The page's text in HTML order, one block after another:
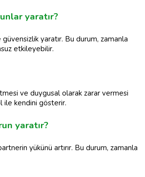
yaratır?
güvensizlik yaratır. Bu durum, zamanla
etkileyebilir.
ve duygusal olarak zarar vermesi
ile kendini gösterir.
yaratır?
yükünü artırır. Bu durum, zamanla